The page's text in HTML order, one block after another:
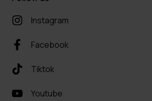
Instagram
Facebook
Tiktok
Youtube